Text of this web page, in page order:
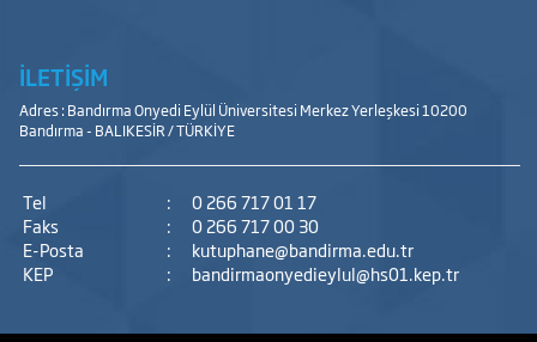
İLETİŞİM
Adres : Bandırma Onyedi Eylül Üniversitesi Merkez Yerleşkesi 10200
Bandırma - BALIKESİR / TÜRKİYE
Tel :
0 266 717 01 17
Faks
:
0 266 717 00 30
E-Posta
:
kutuphane@bandirma.edu.tr
KEP
: bandirmaonyedieylul@hs01.kep.tr